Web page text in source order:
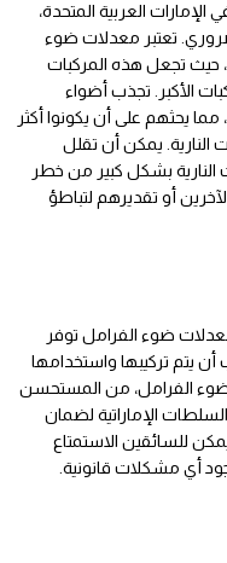
العربية المتحدة،
تعتبر معدلات ضوء
حيث تجعل هذه المركبات
الأكبر. تجذب أضواء
مما يحثهم على أن يكونوا أكثر
النارية. يمكن أن تقلل
النارية بشكل كبير من خطر
أو تقديرهم لتباطؤ
ضوء الفرامل توفر
أن يتم تركيبها واستخدامها
ضوء الفرامل، من المستحسن
الإماراتية لضمان
للسائقين الاستمتاع
أي مشكلات قانونية.